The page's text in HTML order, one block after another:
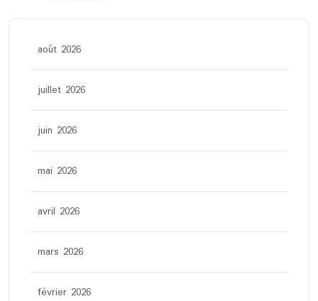
août 2026
juillet 2026
juin 2026
mai 2026
avril 2026
mars 2026
février 2026